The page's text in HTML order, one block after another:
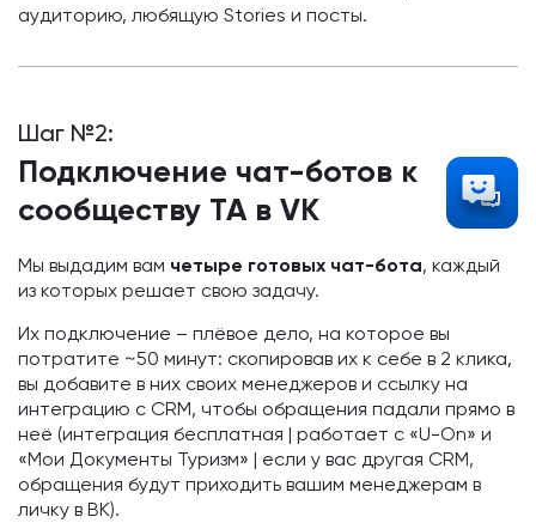
аудиторию, любящую Stories и посты.
Шаг №2:
Подключение чат-ботов к
сообществу ТА в VK
Мы выдадим вам четыре готовых чат-бота, каждый
из которых решает свою задачу.
Их подключение – плёвое дело, на которое вы
потратите ~50 минут: скопировав их к себе в 2 клика,
вы добавите в них своих менеджеров и ссылку на
интеграцию с CRM, чтобы обращения падали прямо в
неё (интеграция бесплатная | работает с «U-On» и
«Мои Документы Туризм» | если у вас другая CRM,
обращения будут приходить вашим менеджерам в
личку в ВК).